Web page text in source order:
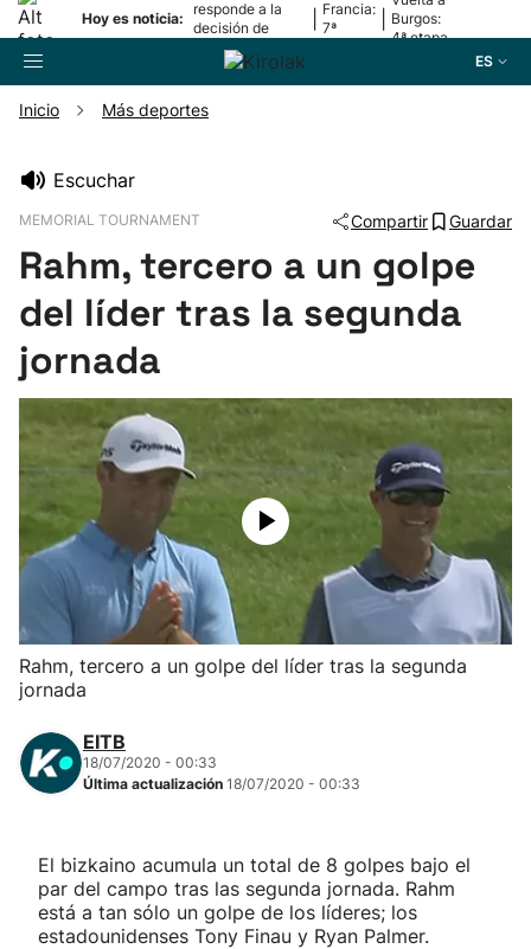
Hoy es noticia:
responde a la
decisión de
Oriamendi
Francia:
7ª
Burgos:
4ª etapa
ES
Pelota
Remo
Baloncesto
Ciclismo
Herri-kirolak
Balonmano
Kirolak 360
Atletismo
Más deportes
Inicio Más deportes
Escuchar
MEMORIAL TOURNAMENT Compartir Guardar
Rahm, tercero a un golpe
del líder tras la segunda
jornada
Rahm, tercero a un golpe del líder tras la segunda
jornada
EITB
18/07/2020 - 00:33
Última actualización 18/07/2020 - 00:33
El bizkaino acumula un total de 8 golpes bajo el
par del campo tras las segunda jornada. Rahm
está a tan sólo un golpe de los líderes; los
estadounidenses Tony Finau y Ryan Palmer.